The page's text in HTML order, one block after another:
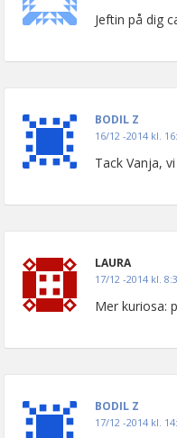
Jeftin på dig
BODIL Z
16/12 -2014 kl.
Tack Vanja,
LAURA
17/12 -2014 kl.
Mer kuriosa:
BODIL Z
17/12 -2014 kl.